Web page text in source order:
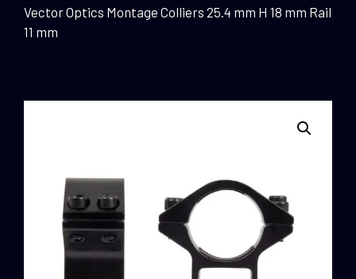
Vector Optics Montage Colliers 25.4 mm H 18 mm Rail
11 mm